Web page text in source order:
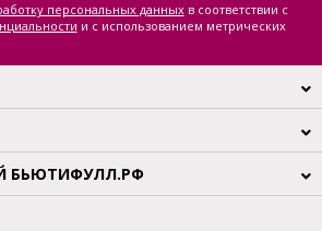
персональных данныхв соответствии с
и с использованием метрических
БЬЮТИФУЛЛ.РФ